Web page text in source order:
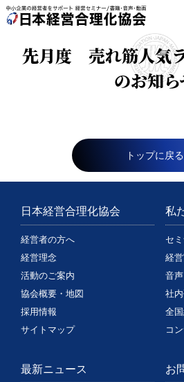
先月度 売れ筋人気
のお知
トップに戻る
日本経営合理化協会
経営者の方へ
経営理念
活動のご案内
協会概要・地図
採用情報
サイトマップ
私
セ
経
音
社
全
コ
最新ニュース お